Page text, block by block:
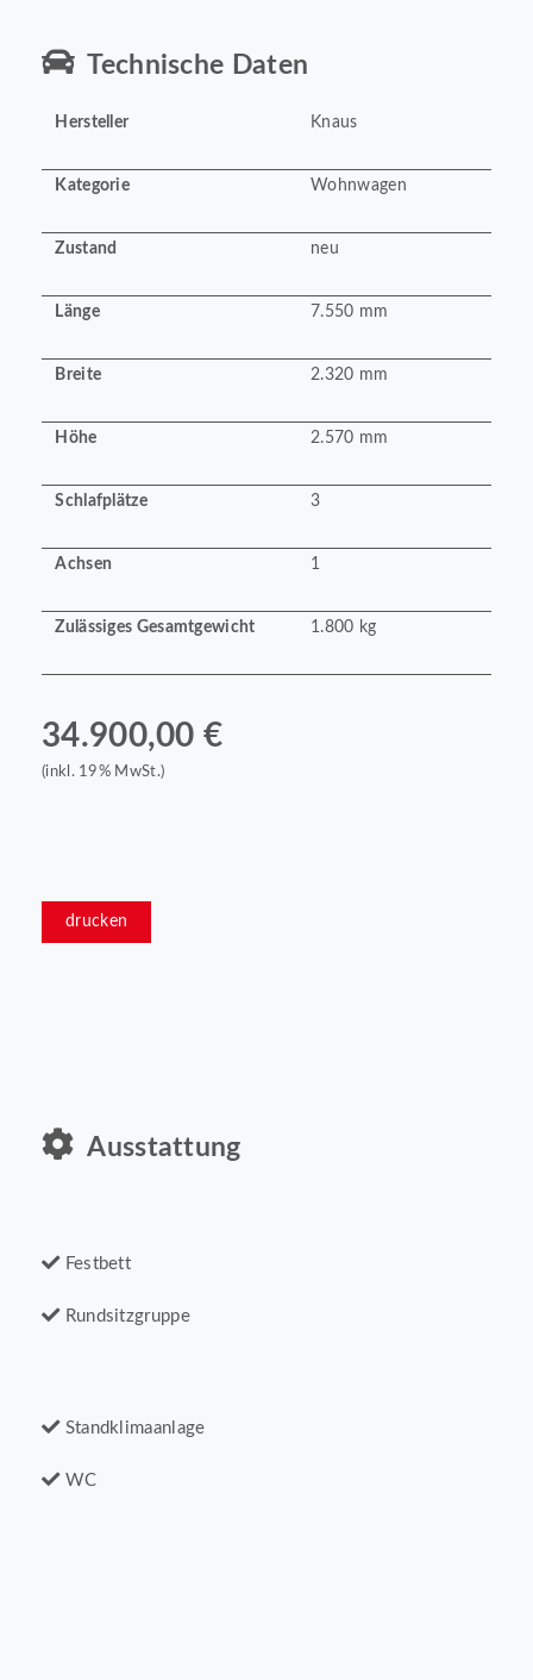
Technische Daten
Hersteller Knaus
Kategorie Wohnwagen
Zustand neu
Länge 7.550 mm
Breite 2.320 mm
Höhe 2.570 mm
Schlafplätze 3
Achsen 1
Zulässiges Gesamtgewicht 1.800 kg
34.900,00 €
(inkl. 19% MwSt.)
drucken
Ausstattung
Festbett
Rundsitzgruppe
Standklimaanlage
WC